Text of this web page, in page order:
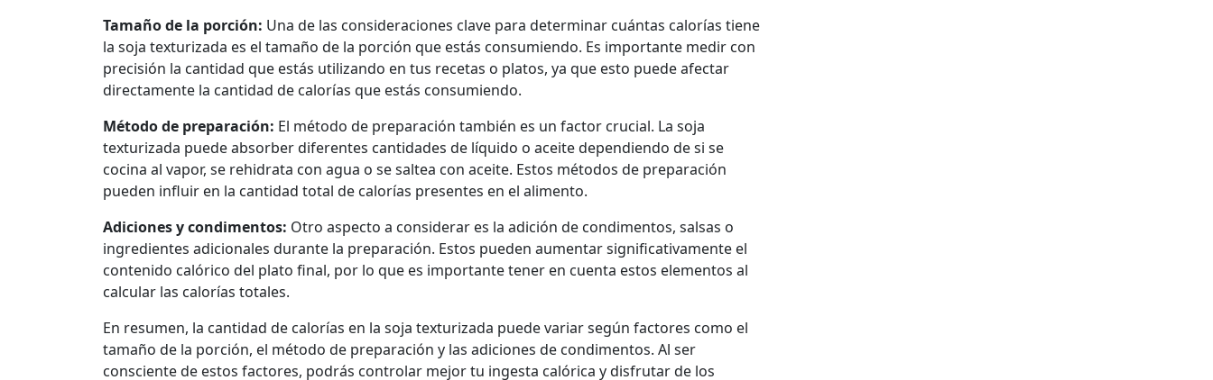
Tamaño de la porción: Una de las consideraciones clave para determinar cuántas calorías tiene
la soja texturizada es el tamaño de la porción que estás consumiendo. Es importante medir con
precisión la cantidad que estás utilizando en tus recetas o platos, ya que esto puede afectar
directamente la cantidad de calorías que estás consumiendo.
Método de preparación: El método de preparación también es un factor crucial. La soja
texturizada puede absorber diferentes cantidades de líquido o aceite dependiendo de si se
cocina al vapor, se rehidrata con agua o se saltea con aceite. Estos métodos de preparación
pueden influir en la cantidad total de calorías presentes en el alimento.
Adiciones y condimentos: Otro aspecto a considerar es la adición de condimentos, salsas o
ingredientes adicionales durante la preparación. Estos pueden aumentar significativamente el
contenido calórico del plato final, por lo que es importante tener en cuenta estos elementos al
calcular las calorías totales.
En resumen, la cantidad de calorías en la soja texturizada puede variar según factores como el
tamaño de la porción, el método de preparación y las adiciones de condimentos. Al ser
consciente de estos factores, podrás controlar mejor tu ingesta calórica y disfrutar de los